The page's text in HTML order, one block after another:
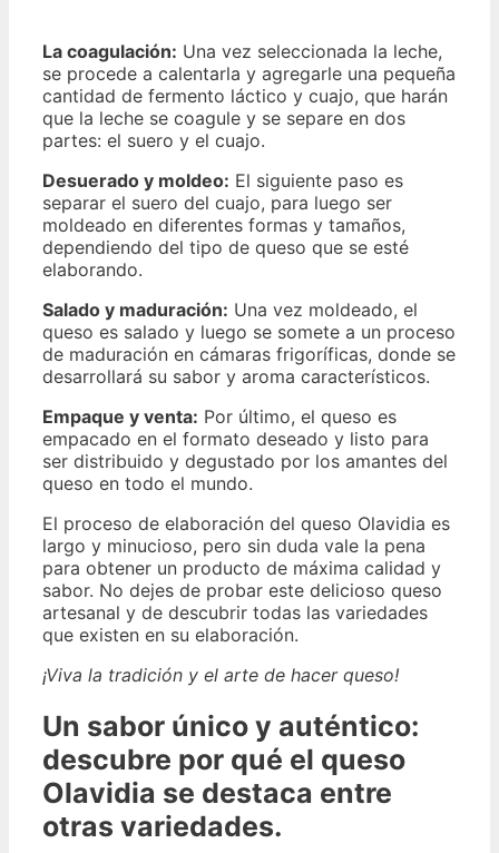
La coagulación: Una vez seleccionada la leche,
se procede a calentarla y agregarle una pequeña
cantidad de fermento láctico y cuajo, que harán
que la leche se coagule y se separe en dos
partes: el suero y el cuajo.
Desuerado y moldeo: El siguiente paso es
separar el suero del cuajo, para luego ser
moldeado en diferentes formas y tamaños,
dependiendo del tipo de queso que se esté
elaborando.
Salado y maduración: Una vez moldeado, el
queso es salado y luego se somete a un proceso
de maduración en cámaras frigoríficas, donde se
desarrollará su sabor y aroma característicos.
Empaque y venta: Por último, el queso es
empacado en el formato deseado y listo para
ser distribuido y degustado por los amantes del
queso en todo el mundo.
El proceso de elaboración del queso Olavidia es
largo y minucioso, pero sin duda vale la pena
para obtener un producto de máxima calidad y
sabor. No dejes de probar este delicioso queso
artesanal y de descubrir todas las variedades
que existen en su elaboración.
¡Viva la tradición y el arte de hacer queso!
Un sabor único y auténtico:
descubre por qué el queso
Olavidia se destaca entre
otras variedades.